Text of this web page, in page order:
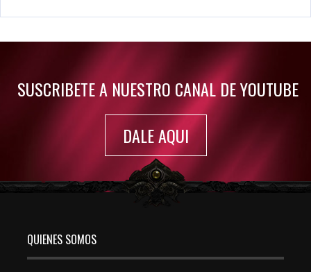
Rumor: Se filtran los primeros detalles de Resident Evil 9
SUSCRIBETE A NUESTRO CANAL DE YOUTUBE
DALE AQUI
QUIENES SOMOS